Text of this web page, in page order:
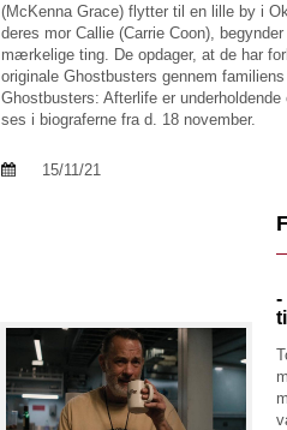
(McKenna Grace) flytter til en lille by i
deres mor Callie (Carrie Coon),
mærkelige ting. De opdager, at de har
originale Ghostbusters gennem
Ghostbusters: Afterlife er
ses i biograferne fra d. 18 november.
15/11/21
-